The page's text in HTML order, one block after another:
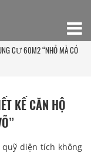
CƯ 60M2 “NHỎ MÀ CÓ
KẾ CĂN HỘ
quỹ diện tích không